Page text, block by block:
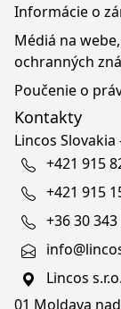
Informácie o
Médiá na
ochranných
Poučenie o
Kontakty
Lincos Slovakia
+421 915
+421 915
+36 30
Lincos
01 Moldava